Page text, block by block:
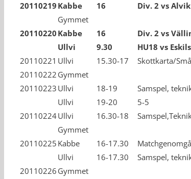
20110219 Kabbe 16 Div. 2 vs Alvik
Gymmet
20110220 Kabbe 16 Div. 2 vs
Ullvi
9.30 HU18 vs
20110221 Ullvi 15.30-17 Skottkarta/
20110222 Gymmet
20110223 Ullvi 18-19 Samspel,
Ullvi
19-20 5-5
20110224Ullvi 16.30-18
Gymmet
20110225 Kabbe 16-17.30
Ullvi
16-17.30 Samspel,
20110226 Gymmet